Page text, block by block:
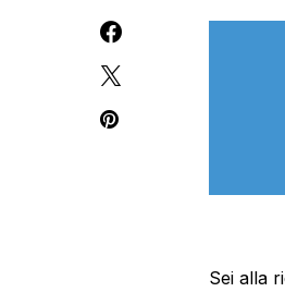
Sei alla